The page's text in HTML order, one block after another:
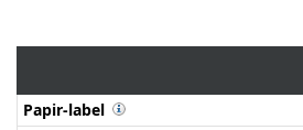
Papir-label